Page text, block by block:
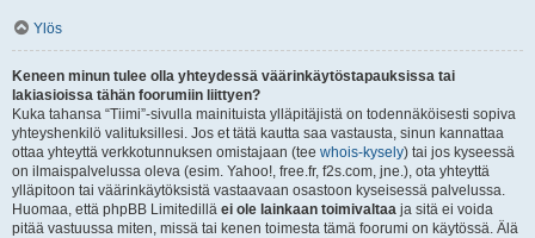
Ylös
Keneen minun tulee olla yhteydessä väärinkäytöstapauksissa tai
lakiasioissa tähän foorumiin liittyen?
Kuka tahansa “Tiimi”-sivulla mainituista ylläpitäjistä on todennäköisesti sopiva
yhteyshenkilö valituksillesi. Jos et tätä kautta saa vastausta, sinun kannattaa
ottaa yhteyttä verkkotunnuksen omistajaan (tee whois-kysely) tai jos kyseessä
on ilmaispalvelussa oleva (esim. Yahoo!, free.fr, f2s.com, jne.), ota yhteyttä
ylläpitoon tai väärinkäytöksistä vastaavaan osastoon kyseisessä palvelussa.
Huomaa, että phpBB Limitedillä ei ole lainkaan toimivaltaa ja sitä ei voida
pitää vastuussa miten, missä tai kenen toimesta tämä foorumi on käytössä. Älä